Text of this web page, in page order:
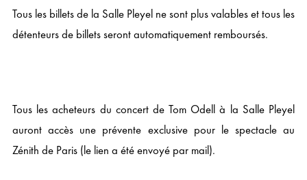
Tous les billets de la Salle Pleyel ne sont plus valables et tous les
détenteurs de billets seront automatiquement remboursés.
Tous les acheteurs du concert de Tom Odell à la Salle Pleyel
auront accès une prévente exclusive pour le spectacle au
Zénith de Paris (le lien a été envoyé par mail).